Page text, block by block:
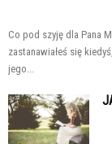
Co pod szyję dla Pana
zastanawiałeś się
jego...